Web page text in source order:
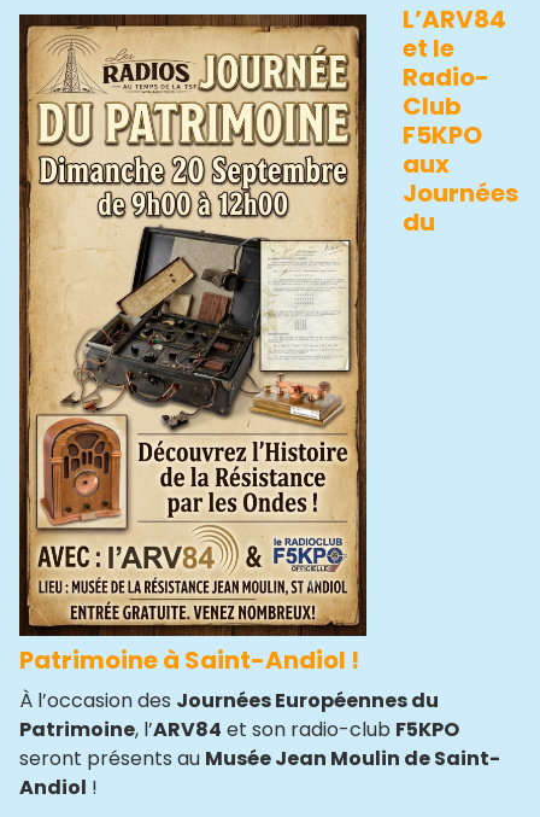
L’ARV84
et le
Radio-
Club
F5KPO
aux
Journées
du
Patrimoine à Saint-Andiol !
À l’occasion des Journées Européennes du
Patrimoine, l’ARV84 et son radio-club F5KPO
seront présents au Musée Jean Moulin de Saint-
Andiol !